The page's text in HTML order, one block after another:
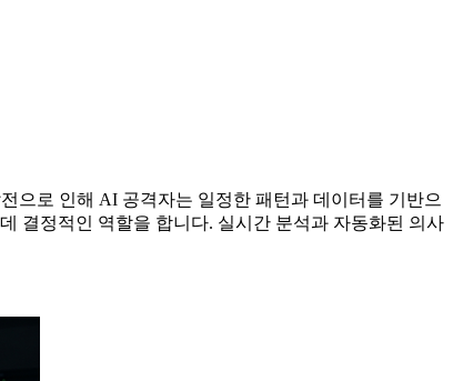
으로 인해 AI 공격자는 일정한 패턴과 데이터를 기반으
결정적인 역할을 합니다. 실시간 분석과 자동화된 의사